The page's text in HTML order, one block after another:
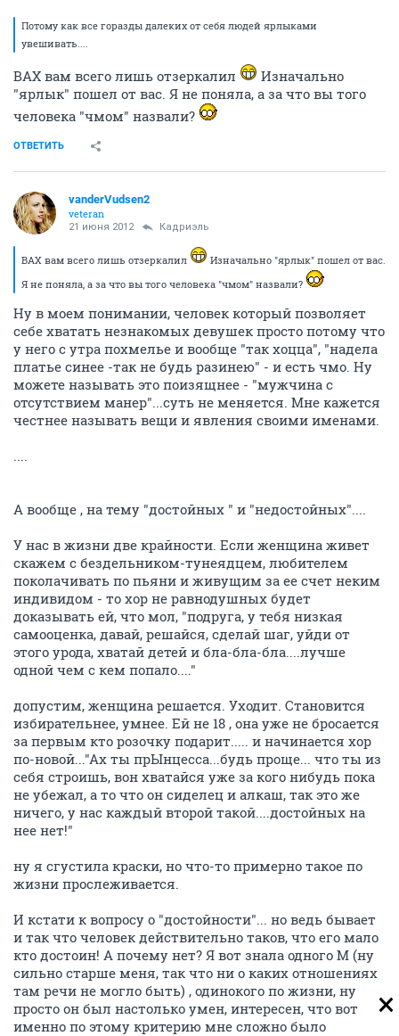
Потому как все горазды далеких от себя людей ярлыками
увешивать....
ВАХ вам всего лишь отзеркалил
Изначально
"ярлык" пошел от вас. Я не поняла, а за что вы того
человека "чмом" назвали?
ОТВЕТИТЬ
vanderVudsen2
veteran
21 июня 2012 Кадриэль
ВАХ вам всего лишь отзеркалил
Изначально "ярлык" пошел от вас.
Я не поняла, а за что вы того человека "чмом" назвали?
Ну в моем понимании, человек который позволяет
себе хватать незнакомых девушек просто потому что
у него с утра похмелье и вообще "так хоцца", "надела
платье синее -так не будь разинею" - и есть чмо. Ну
можете называть это поизящнее - "мужчина с
отсутствием манер"...суть не меняется. Мне кажется
честнее называть вещи и явления своими именами.
....
А вообще , на тему "достойных " и "недостойных"....
У нас в жизни две крайности. Если женщина живет
скажем с бездельником-тунеядцем, любителем
поколачивать по пьяни и живущим за ее счет неким
индивидом - то хор не равнодушных будет
доказывать ей, что мол, "подруга, у тебя низкая
самооценка, давай, решайся, сделай шаг, уйди от
этого урода, хватай детей и бла-бла-бла....лучше
одной чем с кем попало...."
допустим, женщина решается. Уходит. Становится
избирательнее, умнее. Ей не 18 , она уже не бросается
за первым кто розочку подарит..... и начинается хор
по-новой..."Ах ты прЫнцесса...будь проще... что ты из
себя строишь, вон хватайся уже за кого нибудь пока
не убежал, а то что он сиделец и алкаш, так это же
ничего, у нас каждый второй такой....достойных на
нее нет!"
ну я сгустила краски, но что-то примерно такое по
жизни прослеживается.
И кстати к вопросу о "достойности"... но ведь бывает
и так что человек действительно таков, что его мало
кто достоин! А почему нет? Я вот знала одного М (ну
сильно старше меня, так что ни о каких отношениях
там речи не могло быть) , одинокого по жизни, ну
просто он был настолько умен, интересен, что вот
именно по этому критерию мне сложно было